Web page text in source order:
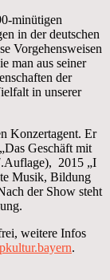
minütigen
in der deutschen
Vorgehensweisen
man aus seiner
der
in unserer
Konzertagent. Er
Geschäft mit
2015 „I
Musik, Bildung
der Show steht
weitere Infos
.